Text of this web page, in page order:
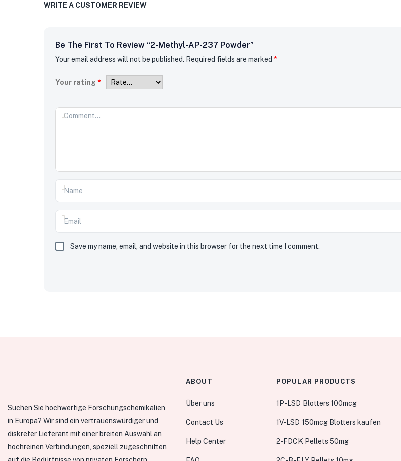
WRITE A CUSTOMER REVIEW
Be The First To Review “2-Methyl-AP-237 Powder”
Your email address will not be published. Required fields are marked *
Your rating *
Save my name, email, and website in this browser for the next time I comment.
Suchen Sie hochwertige Forschungschemikalien
in Europa? Wir sind ein vertrauenswürdiger und
diskreter Lieferant mit einer breiten Auswahl an
hochreinen Verbindungen, speziell zugeschnitten
ABOUT
Über uns
Contact Us
Help Center
POPULAR PRODUCTS
1P-LSD Blotters 100mcg
1V-LSD 150mcg Blotters kaufen
2-FDCK Pellets 50mg